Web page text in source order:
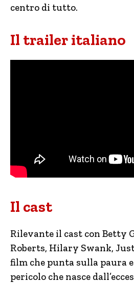
centro di tutto.
Il trailer italiano
Il cast
Rilevante il cast con Betty
Roberts, Hilary Swank,
film che punta sulla paura
pericolo che nasce